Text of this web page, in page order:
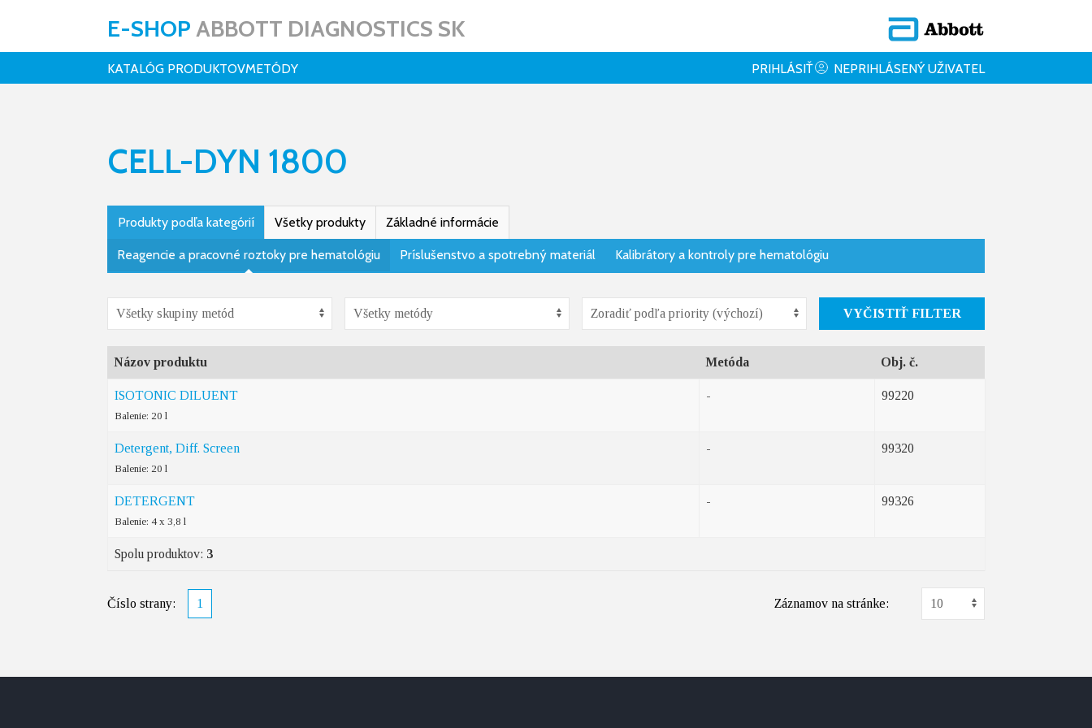
E-SHOP ABBOTT DIAGNOSTICS SK
KATALÓG PRODUKTOVMETÓDY PRIHLÁSIŤ NEPRIHLÁSENÝ UŽIVATEL
CELL-DYN 1800
Produkty podľa kategórií Všetky produkty Základné informácie
Reagencie a pracovné roztoky pre hematológiu Príslušenstvo a spotrebný materiál Kalibrátory a kontroly pre hematológiu
VYČISTIŤ FILTER
Názov produktu Metóda Obj. č.
ISOTONIC DILUENT
Balenie: 20 l
- 99220
Detergent, Diff. Screen
Balenie: 20 l
- 99320
DETERGENT
Balenie: 4 x 3,8 l
- 99326
Spolu produktov: 3
Číslo strany: 1 Záznamov na stránke: